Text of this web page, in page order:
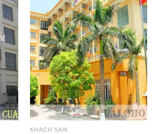
KHÁCH SẠN